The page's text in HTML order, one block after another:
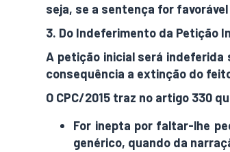
seja, se a sentença for
3. Do Indeferimento da Petição
A petição inicial será indeferida
consequência a extinção do
O CPC/2015 traz no artigo 330
For inepta por faltar-lhe
genérico, quando da